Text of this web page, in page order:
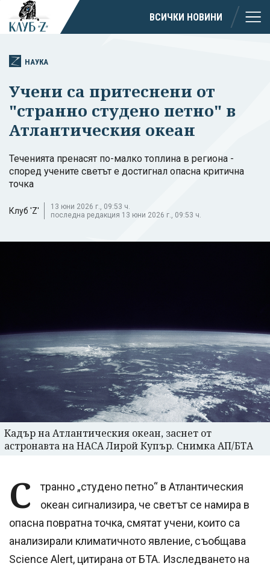
ВСИЧКИ НОВИНИ
НАУКА
Учени са притеснени от
"странно студено петно" в
Атлантическия океан
Теченията пренасят по-малко топлина в региона -
според учените светът е достигнал опасна критична
точка
Клуб 'Z'
13 юни 2026 г., 09:53 ч.
последна редакция 13 юни 2026 г., 09:53 ч.
Кадър на Атлантическия океан, заснет от
астронавта на НАСА Лирой Купър. Снимка АП/БТА
С
транно „студено петно“ в Атлантическия
океан сигнализира, че светът се намира в
опасна повратна точка, смятат учени, които са
анализирали климатичното явление, съобщава
Science Alert, цитирана от БТА. Изследването на